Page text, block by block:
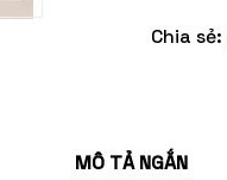
Chia sẻ:
MÔ TẢ NGẮN